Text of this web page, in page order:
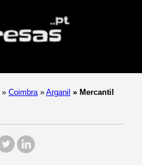
» Coimbra » Arganil » Mercantil